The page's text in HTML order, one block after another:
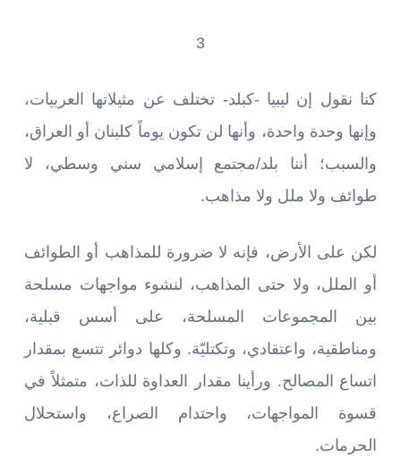
3
كنا نقول إن ليبيا -كبلد- تختلف عن مثيلاتها العربيات،
وإنها وحدة واحدة، وأنها لن تكون يوماً كلبنان أو العراق،
والسبب؛ أننا بلد/مجتمع إسلامي سني وسطي، لا
طوائف ولا ملل ولا مذاهب.
لكن على الأرض، فإنه لا ضرورة للمذاهب أو الطوائف
أو الملل، ولا حتى المذاهب، لنشوء مواجهات مسلحة
بين المجموعات المسلحة، على أسس قبلية،
ومناطقية، واعتقادي، وتكتليّة. وكلها دوائر تتسع بمقدار
اتساع المصالح. ورأينا مقدار العداوة للذات، متمثلاً في
قسوة المواجهات، واحتدام الصراع، واستحلال
الحرمات.